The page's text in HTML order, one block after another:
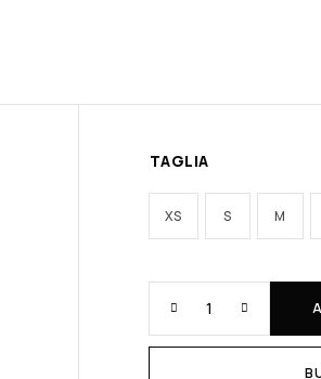
TAGLIA
XS S M